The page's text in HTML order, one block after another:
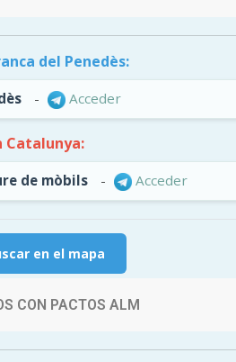
del Penedès:
- Acceder
Catalunya:
de mòbils - Acceder
en el mapa
CON PACTOS ALM